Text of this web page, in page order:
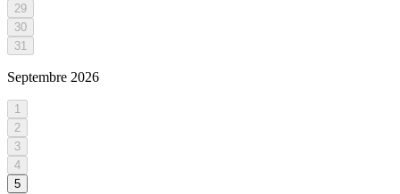
29
30
31
Septembre 2026
1
2
3
4
5